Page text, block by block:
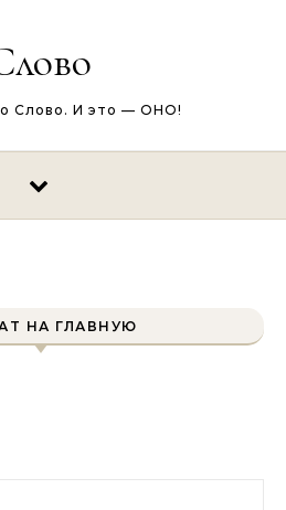
Слово. И это — ОНО!
НА ГЛАВНУЮ